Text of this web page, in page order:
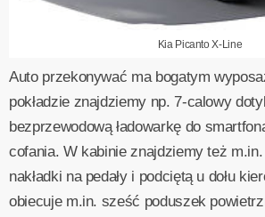
Kia Picanto X-Line
Auto przekonywać ma bogatym
pokładzie znajdziemy np. 7-calowy
bezprzewodową ładowarkę do
cofania. W kabinie znajdziemy też
nakładki na pedały i podciętą u dołu
obiecuje m.in. sześć poduszek